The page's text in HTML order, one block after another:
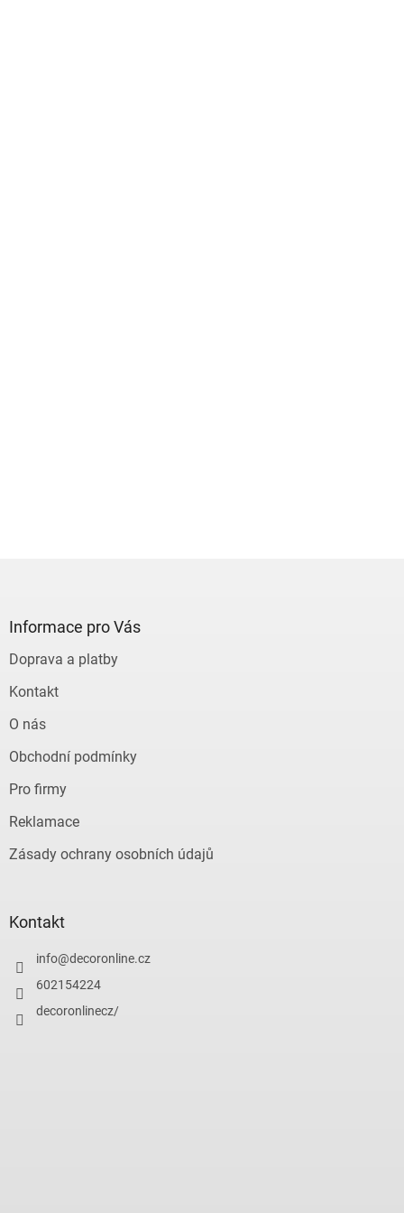
Informace pro Vás
Doprava a platby
Kontakt
O nás
Obchodní podmínky
Pro firmy
Reklamace
Zásady ochrany osobních údajů
Kontakt
info@decoronline.cz
602154224
decoronlinecz/